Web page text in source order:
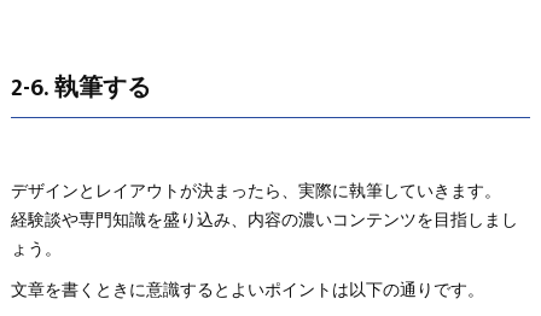
2-6. 執筆する
デザインとレイアウトが決まったら、実際に執筆していきます。
経験談や専門知識を盛り込み、内容の濃いコンテンツを目指しまし
ょう。
文章を書くときに意識するとよいポイントは以下の通りです。